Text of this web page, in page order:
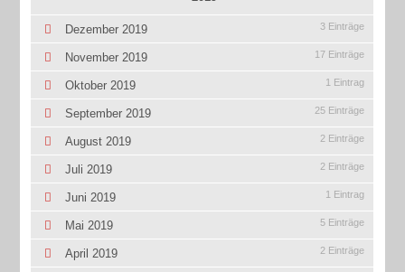
Dezember 2019 3 Einträge
November 2019 17 Einträge
Oktober 2019 1 Eintrag
September 2019 25 Einträge
August 2019 2 Einträge
Juli 2019 2 Einträge
Juni 2019 1 Eintrag
Mai 2019 5 Einträge
April 2019 2 Einträge